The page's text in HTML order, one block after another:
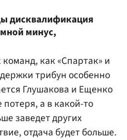
дисквалификация
минус,
как «Спартак» и
трибун особенно
Глушакова и Ещенко
а в какой-то
заведет других
отдача будет больше.